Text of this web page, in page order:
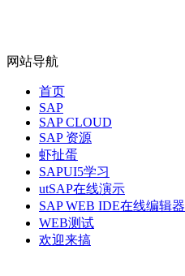
网站导航
首页
SAP
SAP CLOUD
SAP 资源
虾扯蛋
SAPUI5学习
utSAP在线演示
SAP WEB IDE在线编辑器
WEB测试
欢迎来搞